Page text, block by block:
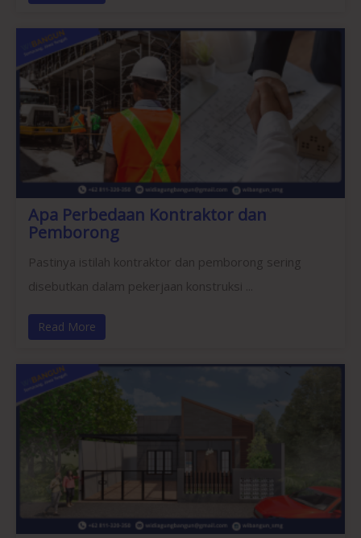
Apa Perbedaan Kontraktor dan
Pemborong
Pastinya istilah kontraktor dan pemborong sering
disebutkan dalam pekerjaan konstruksi ...
Read More